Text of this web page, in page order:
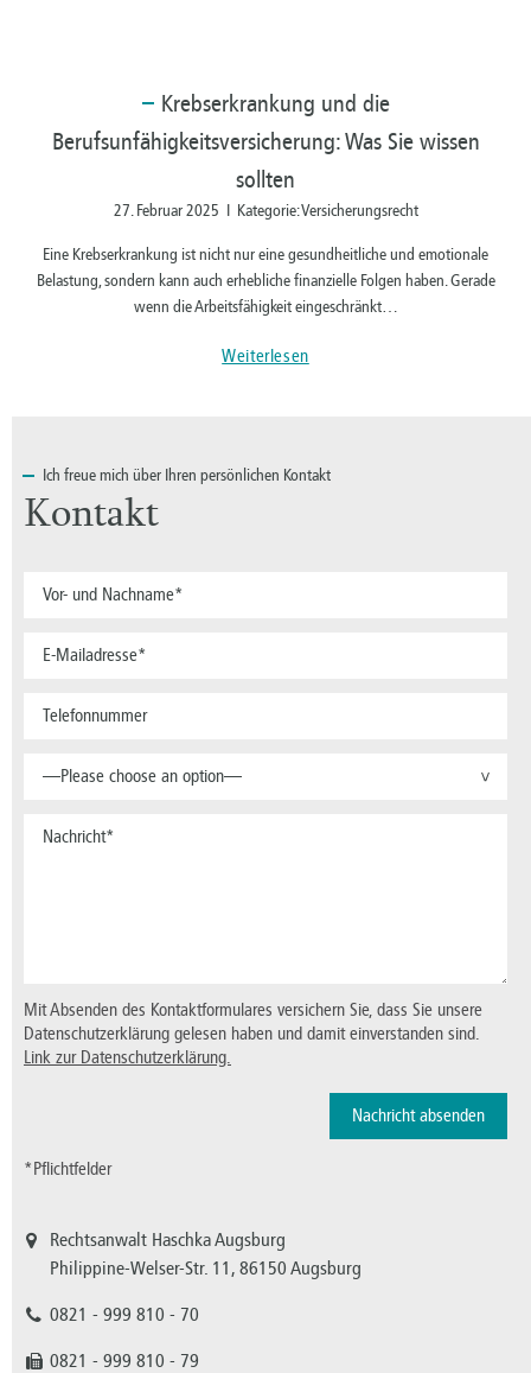
Krebserkrankung und die
Berufsunfähigkeitsversicherung: Was Sie wissen
sollten
27. Februar 2025 I Kategorie: Versicherungsrecht
Eine Krebserkrankung ist nicht nur eine gesundheitliche und emotionale
Belastung, sondern kann auch erhebliche finanzielle Folgen haben. Gerade
wenn die Arbeitsfähigkeit eingeschränkt…
Weiterlesen
Ich freue mich über Ihren persönlichen Kontakt
Kontakt
—Please choose an option— >
Mit Absenden des Kontaktformulares versichern Sie, dass Sie unsere
Datenschutzerklärung gelesen haben und damit einverstanden sind.
Link zur Datenschutzerklärung.
*Pflichtfelder
Rechtsanwalt Haschka Augsburg
Philippine-Welser-Str. 11, 86150 Augsburg
0821 - 999 810 - 70
0821 - 999 810 - 79